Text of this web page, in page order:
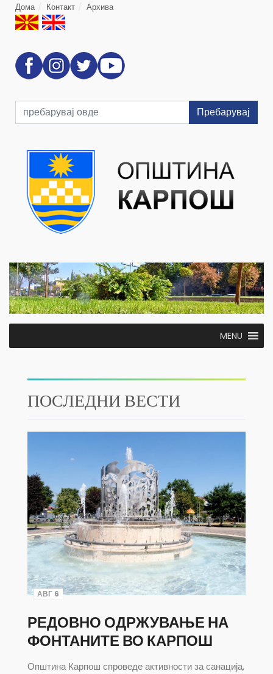
Дома Контакт Архива
Пребарувај
MENU
ПОСЛЕДНИ ВЕСТИ
АВГ 6
РЕДОВНО ОДРЖУВАЊЕ НА
ФОНТАНИТЕ ВО КАРПОШ
Општина Карпош спроведе активности за санација,